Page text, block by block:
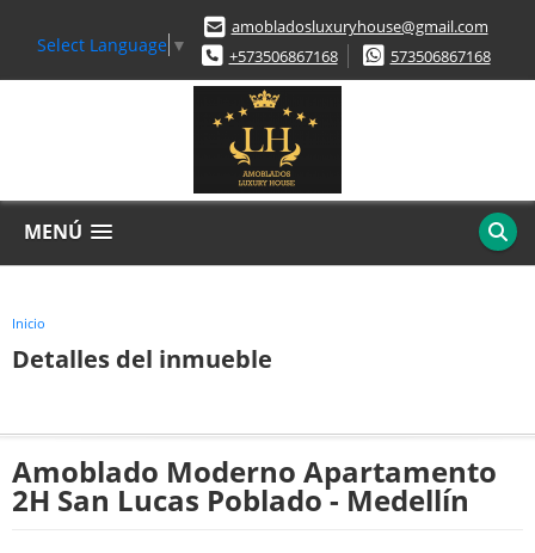
Select Language ▼
amobladosluxuryhouse@gmail.com
+573506867168
573506867168
MENÚ
Inicio
Detalles del inmueble
Amoblado Moderno Apartamento
2H San Lucas Poblado - Medellín